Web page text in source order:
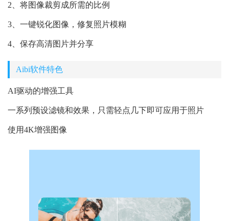
2、将图像裁剪成所需的比例
3、一键锐化图像，修复照片模糊
4、保存高清图片并分享
Aibi软件特色
AI驱动的增强工具
一系列预设滤镜和效果，只需轻点几下即可应用于照片
使用4K增强图像